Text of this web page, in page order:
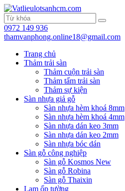
0972 149 936
thamvanphong.online18@gmail.com
Trang chủ
Thảm trải sàn
Thảm cuộn trải sàn
Thảm tấm trải sàn
Thảm sự kiện
Sàn nhựa giả gỗ
Sàn nhựa hèm khoá 8mm
Sàn nhựa hèm khoá 4mm
Sàn nhựa dán keo 3mm
Sàn nhựa dán keo 2mm
Sàn nhựa bóc dán
Sàn gỗ công nghiệp
Sàn gỗ Kosmos New
Sàn gỗ Robina
Sàn gỗ Thaixin
Lam ốp tường